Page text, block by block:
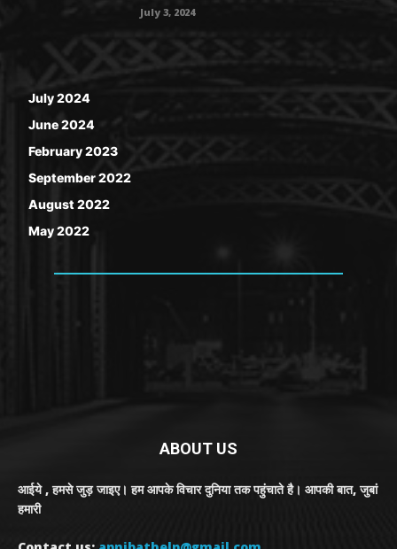
July 3, 2024
July 2024
June 2024
February 2023
September 2022
August 2022
May 2022
ABOUT US
आईये , हमसे जुड़ जाइए। हम आपके विचार दुनिया तक पहुंचाते है। आपकी बात, जुबां
हमारी